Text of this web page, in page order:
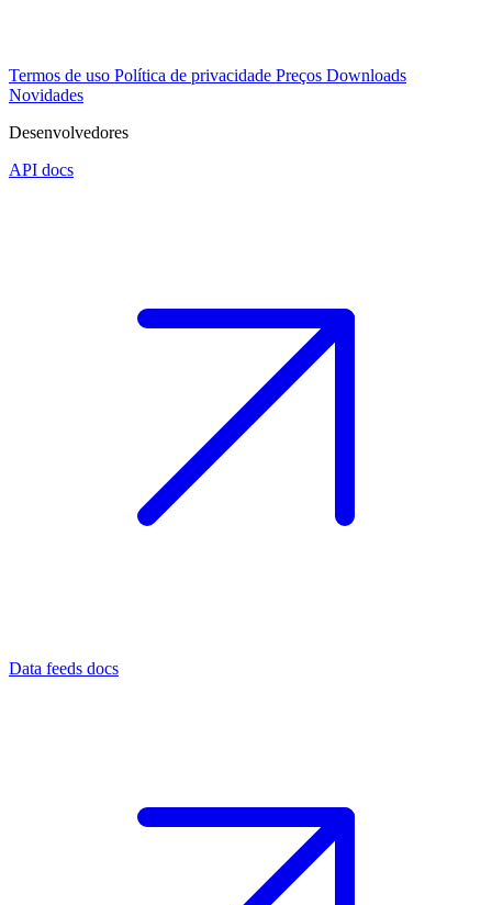
Termos de uso Política de privacidade Preços Downloads
Novidades
Desenvolvedores
API docs
Data feeds docs